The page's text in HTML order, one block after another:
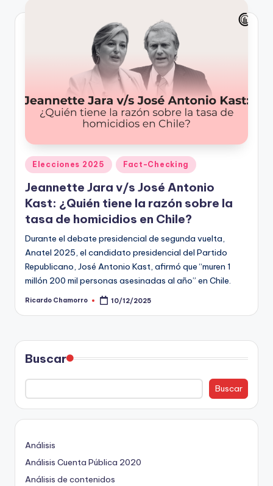
Publicado
en
Elecciones 2025 Fact-Checking
Jeannette Jara v/s José Antonio
Kast: ¿Quién tiene la razón sobre la
tasa de homicidios en Chile?
Durante el debate presidencial de segunda vuelta,
Anatel 2025, el candidato presidencial del Partido
Republicano, José Antonio Kast, afirmó que “muren 1
millón 200 mil personas asesinadas al año” en Chile.
Publicado
Ricardo Chamorro 10/12/2025
Buscar
Buscar
Análisis
Análisis Cuenta Pública 2020
Análisis de contenidos